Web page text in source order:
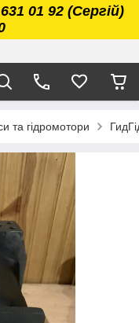
01 92 (Сергій)
та гідромотори